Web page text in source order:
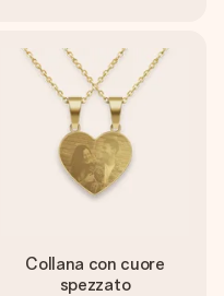
Collana con cuore
spezzato